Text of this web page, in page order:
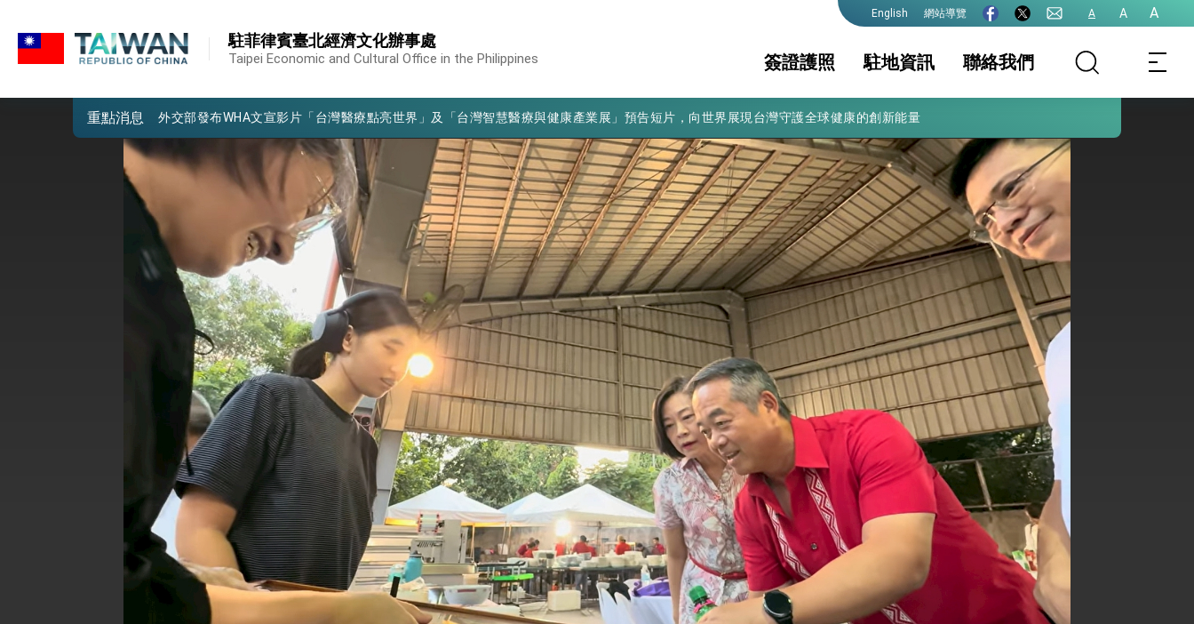
English 網站導覽 A A A
駐菲律賓臺北經濟文化辦事處
Taipei Economic and Cultural Office in the Philippines 簽證護照
停留/居留簽證 移工簽證
護照
文件證明
臺菲跨國婚姻
入出國日期、入出
中港澳人士、無戶
籍國民 - 入境證
駐地資訊
國家相關資訊 簽證及入境須知
生活資訊
入出境菲律賓相關
注意事項
消保及性平諮詢機
構
行事曆
聯絡我們
重點消息
我國政府將在美國亞利桑納州設立「駐鳳凰城辦事處」，進一步深化台美交流合作
外交部發布WHA文宣影片「台灣醫療點亮世界」及「台灣智慧醫療與健康產業展」預告短片，向世界展現台灣守護全球健康的創新能量
總統出訪史瓦帝尼返國談話 強調臺灣人有權利走向世界 盼與理念相近國家共同維護國際秩序
堅定走向世界 賴總統抵達史瓦帝尼王國進行國是訪問
總統與五院院長新春茶敘 盼化分歧為團結、為國家邁出合作第一步
總統農曆春節談話
台美貿易協議完成簽署達成6大目標、創5大歷史性突破 總統強調將以3大面向加速臺灣經濟轉型升級 籲請立院全力支持並盡速通過
臺美簽署「對等貿易協定」確立對等關稅15%且不疊加 我輸美2072項產品豁免對等關稅
總統接受「法新社」（AFP）專訪內容
外交部長林佳龍於《外交事務》撰文指出：自由世界 需要台灣，團結合作方能守護繁榮
外交部長林佳龍出席《台灣光華雜誌》50週年慶「見證蛻變，分享世界的光華」開幕式，期許數位轉 型迎向下個50年
總統主持「台美經濟繁榮夥伴對話」記者會 說明臺美合作三大戰略方向 盼與民主夥伴共同引領 下一個世代的繁榮
外交部長林佳龍接受印尼「時代雜誌」專訪，闡述印太安全局勢，籲深化台印尼半導體供應鏈合作
外交部長林佳龍午宴歡迎美國聯邦參議員蓋耶哥訪問團
外交部長林佳龍接見美國智庫「德國馬歇爾基金會」訪問團一行，深化跨大西洋戰略夥伴關係
臺美經貿談判獲階段性成果 卓揆期勉爭取時間完成「臺美對等貿易協定」簽署